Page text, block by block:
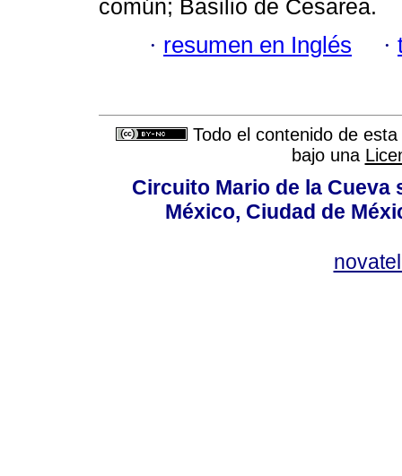
común; Basilio de Cesarea.
· resumen en Inglés ·
Todo el contenido de
bajo una
Circuito Mario de la Cueva
México, Ciudad de